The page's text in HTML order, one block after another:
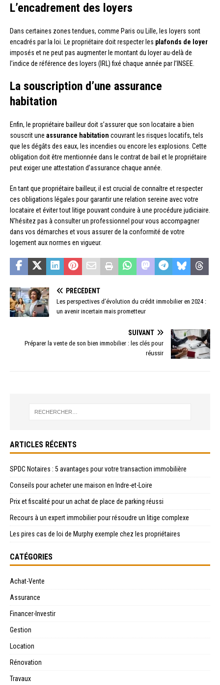
L’encadrement des loyers
Dans certaines zones tendues, comme Paris ou Lille, les loyers sont
encadrés par la loi. Le propriétaire doit respecter les plafonds de loyer
imposés et ne peut pas augmenter le montant du loyer au-delà de
l’indice de référence des loyers (IRL) fixé chaque année par l’INSEE.
La souscription d’une assurance
habitation
Enfin, le propriétaire bailleur doit s’assurer que son locataire a bien
souscrit une assurance habitation couvrant les risques locatifs, tels
que les dégâts des eaux, les incendies ou encore les explosions. Cette
obligation doit être mentionnée dans le contrat de bail et le propriétaire
peut exiger une attestation d’assurance chaque année.
En tant que propriétaire bailleur, il est crucial de connaître et respecter
ces obligations légales pour garantir une relation sereine avec votre
locataire et éviter tout litige pouvant conduire à une procédure judiciaire.
N’hésitez pas à consulter un professionnel pour vous accompagner
dans vos démarches et vous assurer de la conformité de votre
logement aux normes en vigueur.
PRÉCÉDENT
Les perspectives d’évolution du crédit immobilier en 2024 :
un avenir incertain mais prometteur
SUIVANT
Préparer la vente de son bien immobilier : les clés pour
réussir
ARTICLES RÉCENTS
SPDC Notaires : 5 avantages pour votre transaction immobilière
Conseils pour acheter une maison en Indre-et-Loire
Prix et fiscalité pour un achat de place de parking réussi
Recours à un expert immobilier pour résoudre un litige complexe
Les pires cas de loi de Murphy exemple chez les propriétaires
CATÉGORIES
Achat-Vente
Assurance
Financer-Investir
Gestion
Location
Rénovation
Travaux